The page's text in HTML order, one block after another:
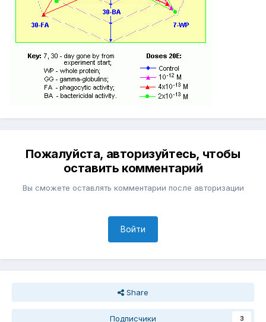
Пожалуйста, авторизуйтесь, чтобы
оставить комментарий
Вы сможете оставлять комментарии после авторизации
Войти
Share
Подписчики 3